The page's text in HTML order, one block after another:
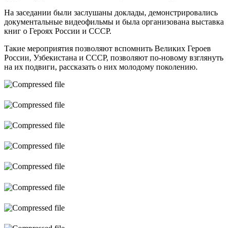
На заседании были заслушаны доклады, демонстрировались
документальные видеофильмы и была организована выставка
книг о Героях России и СССР.
Такие мероприятия позволяют вспомнить Великих Героев
России, Узбекистана и СССР, позволяют по-новому взглянуть
на их подвиги, рассказать о них молодому поколению.